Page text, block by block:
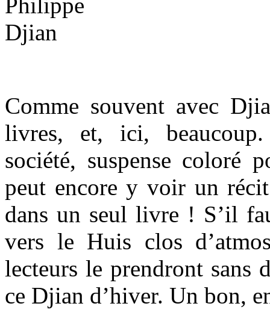
Comme souvent avec
livres, et, ici,
société, suspense
peut encore y voir un récit
dans un seul livre ! S’il
vers le Huis clos
lecteurs le prendront sans
ce Djian d’hiver. Un bon,